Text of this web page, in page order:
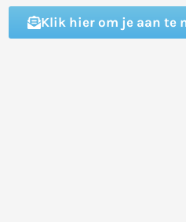
Klik hier om je aan te